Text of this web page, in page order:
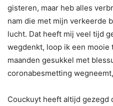
gisteren, maar heb alles
nam die met mijn verkeerde
lucht. Dat heeft mij veel tijd
wegdenkt, loop ik een mooie
maanden gesukkel met
coronabesmetting
Couckuyt heeft altijd gezegd